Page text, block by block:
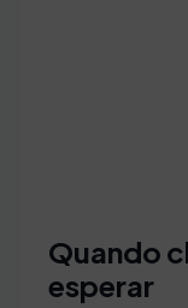
Quando
esperar